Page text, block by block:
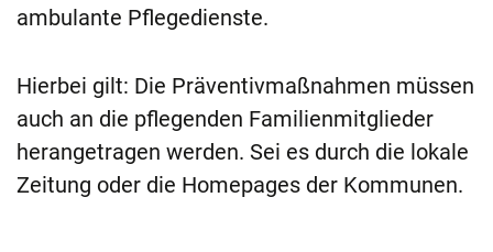
ambulante Pflegedienste.
Hierbei gilt: Die Präventivmaßnahmen müssen
auch an die pflegenden Familienmitglieder
herangetragen werden. Sei es durch die lokale
Zeitung oder die Homepages der Kommunen.